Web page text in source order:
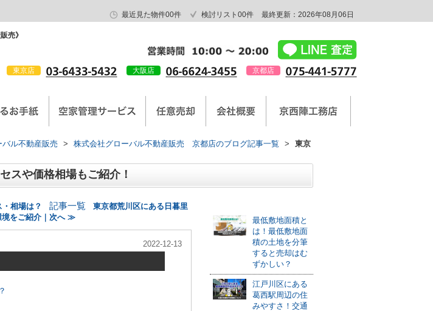
最近見た物件00件 検討リスト 00件 最終更新：2026年08月06日
売》
東京店 大阪店 京都店
ル不動産販売 > 株式会社グローバル不動産販売 京都店のブログ記事一覧 >
東京
スや価格相場もご紹介！
相場は？ 記事一覧
東京都荒川区にある日暮里
境をご紹介｜次へ ≫
2022-12-13
最低敷地面積と
は！最低敷地面
積の土地を分筆
すると売却はむ
ずかしい？
江戸川区にある
葛西駅周辺の住
みやすさ！交通